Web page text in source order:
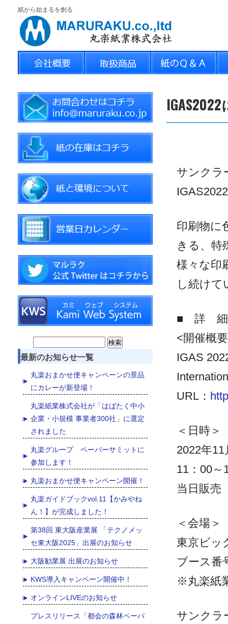
紙から始まるを創る
サンクラ
印刷物に
きる、特
様々な印
し続けて
■ 詳
<開催概
IGAS
URL：
＜日時＞
2022年
11：00～
当日販売
＜会場＞
東京ビ
ブース番
※丸楽紙
サンクラ
for:
最新のお知らせ一覧
丸楽おまかせ便キャンペーンの景品
にカレーが新登場！
丸楽紙業株式会社が「はばたく中小
企業・小規模 事業者300社」に選定
されました
丸楽グループ ペーパーサミットに
参加します！
丸楽おまかせ便キャンペーン開催！
丸楽ガイドブックvol.11【かみやね
ん！】が完成しました！
第38回 東大阪産業展 「テクノメッ
セ東大阪2025」出展のお知らせ
大阪勧業展 出展のお知らせ
KWS導入キャンペーン開催中！
オンラインLIVEのお知らせ
プレスリリース「都会の森林ペーパ